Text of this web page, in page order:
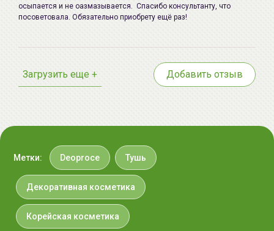
осыпается и не оазмазывается. Спасибо консультанту, что
посоветовала. Обязательно приобрету ещё раз!
Загрузить еще + Добавить отзыв
Метки: Deoproce Тушь
Декоративная косметика
Корейская косметика